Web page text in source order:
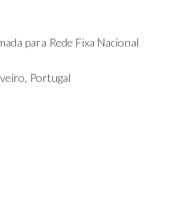
para Rede Fixa Nacional
Portugal